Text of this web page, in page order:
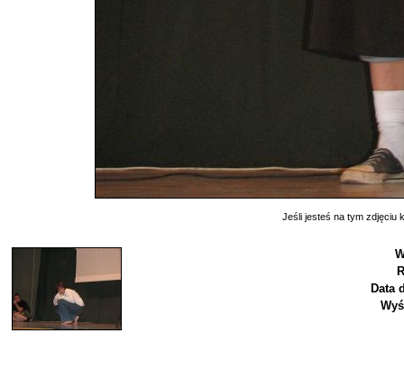
Jeśli jesteś na tym zdjęciu
Data